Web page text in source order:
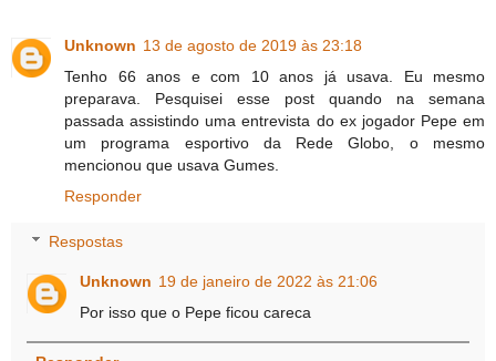
Unknown 13 de agosto de 2019 às 23:18
Tenho 66 anos e com 10 anos já usava. Eu mesmo
preparava. Pesquisei esse post quando na semana
passada assistindo uma entrevista do ex jogador Pepe em
um programa esportivo da Rede Globo, o mesmo
mencionou que usava Gumes.
Responder
Respostas
Unknown 19 de janeiro de 2022 às 21:06
Por isso que o Pepe ficou careca